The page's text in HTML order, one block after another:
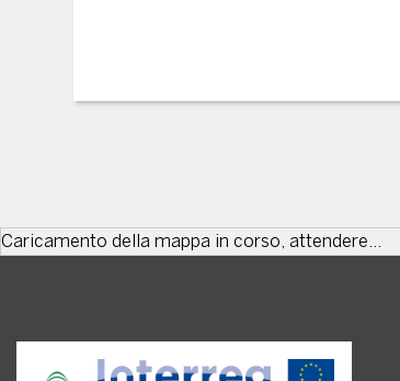
Caricamento della mappa in corso, attendere...